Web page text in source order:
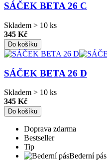
SÁČEK BETA 26 C
Skladem > 10 ks
345 Kč
Do košíku
SÁČEK BETA 26 D
Skladem > 10 ks
345 Kč
Do košíku
Doprava zdarma
Bestseller
Tip
Bederní pás